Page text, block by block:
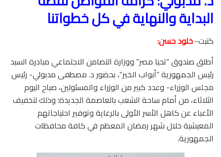
البداية والنهاية في كل خطواتنا
كتبت-خلود حسن:
أطلق صندوق “تحيا مصر” ووزارة التضامن الاجتماعي مبادرة السيد
رئيس الجمهورية “أبواب الخير”، بحضور د. مصطفى مدبولي- رئيس
مجلس الوزراء- وعدد كبير من الوزراء والمسئولين، صباح اليوم
الثلاثاء، من أمام ساحة الشعب بالعاصمة الجديدة؛ وذلك لتخفيف
الأعباء عن كاهل الأسر الأولى بالرعاية وتوفير احتياجاتهم
المعيشية خلال شهر رمضان المعظم في كافة محافظات
الجمهورية.